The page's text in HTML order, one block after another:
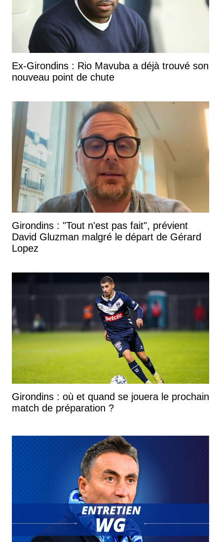
Ex-Girondins : Rio Mavuba a déjà trouvé son
nouveau point de chute
Girondins : "Tout n'est pas fait", prévient
David Gluzman malgré le départ de Gérard
Lopez
Girondins : où et quand se jouera le prochain
match de préparation ?